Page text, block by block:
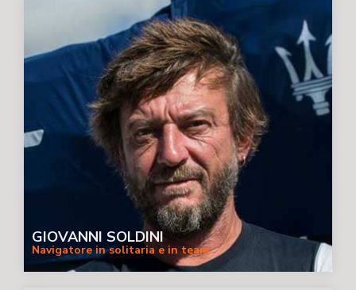
GIOVANNI SOLDINI
Navigatore in solitaria e in team